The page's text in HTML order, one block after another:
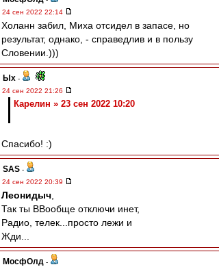
24 сен 2022 22:14
Холанн забил, Миха отсидел в запасе, но
результат, однако, - справедлив и в пользу
Словении.)))
Ых -
24 сен 2022 21:26
Карелин » 23 сен 2022 10:20
Спасибо! :)
SAS -
24 сен 2022 20:39
Леонидыч
Так ты ВВообще отключи инет,
Радио, телек...просто лежи и
Жди...
МосфОлд -